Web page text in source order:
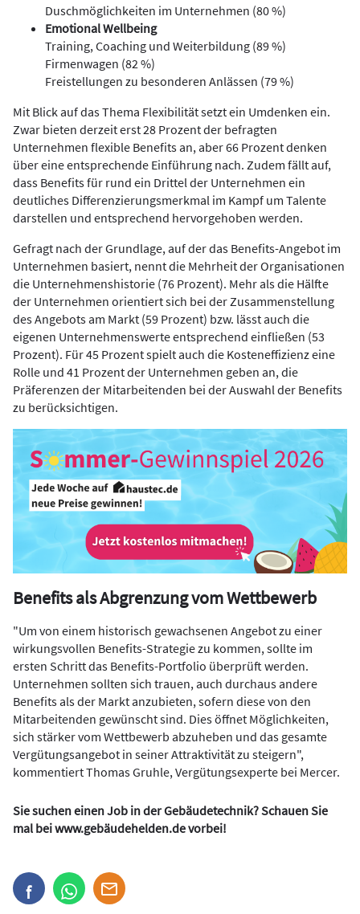
Duschmöglichkeiten im Unternehmen (80 %)
Emotional Wellbeing
Training, Coaching und Weiterbildung (89 %)
Firmenwagen (82 %)
Freistellungen zu besonderen Anlässen (79 %)
Mit Blick auf das Thema Flexibilität setzt ein Umdenken ein.
Zwar bieten derzeit erst 28 Prozent der befragten
Unternehmen flexible Benefits an, aber 66 Prozent denken
über eine entsprechende Einführung nach. Zudem fällt auf,
dass Benefits für rund ein Drittel der Unternehmen ein
deutliches Differenzierungsmerkmal im Kampf um Talente
darstellen und entsprechend hervorgehoben werden.
Gefragt nach der Grundlage, auf der das Benefits-Angebot im
Unternehmen basiert, nennt die Mehrheit der Organisationen
die Unternehmenshistorie (76 Prozent). Mehr als die Hälfte
der Unternehmen orientiert sich bei der Zusammenstellung
des Angebots am Markt (59 Prozent) bzw. lässt auch die
eigenen Unternehmenswerte entsprechend einfließen (53
Prozent). Für 45 Prozent spielt auch die Kosteneffizienz eine
Rolle und 41 Prozent der Unternehmen geben an, die
Präferenzen der Mitarbeitenden bei der Auswahl der Benefits
zu berücksichtigen.
Benefits als Abgrenzung vom Wettbewerb
"Um von einem historisch gewachsenen Angebot zu einer
wirkungsvollen Benefits-Strategie zu kommen, sollte im
ersten Schritt das Benefits-Portfolio überprüft werden.
Unternehmen sollten sich trauen, auch durchaus andere
Benefits als der Markt anzubieten, sofern diese von den
Mitarbeitenden gewünscht sind. Dies öffnet Möglichkeiten,
sich stärker vom Wettbewerb abzuheben und das gesamte
Vergütungsangebot in seiner Attraktivität zu steigern",
kommentiert Thomas Gruhle, Vergütungsexperte bei Mercer.
Sie suchen einen Job in der Gebäudetechnik? Schauen Sie
mal beiwww.gebäudehelden.devorbei!